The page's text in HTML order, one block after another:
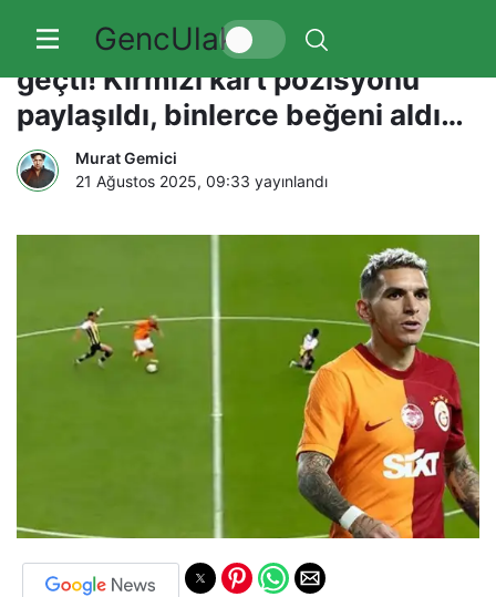
GencUlak
Fenerbahçe, Torreira ile dalga
geçti! Kırmızı kart pozisyonu
paylaşıldı, binlerce beğeni aldı…
Murat Gemici
21 Ağustos 2025, 09:33 yayınlandı